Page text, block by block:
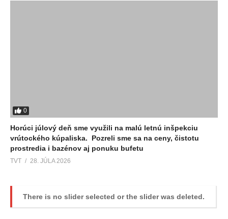
0
Horúci júlový deň sme využili na malú letnú inšpekciu
vrútockého kúpaliska. Pozreli sme sa na ceny, čistotu
prostredia i bazénov aj ponuku bufetu
TVT 28. JÚLA 2026
There is no slider selected or the slider was deleted.